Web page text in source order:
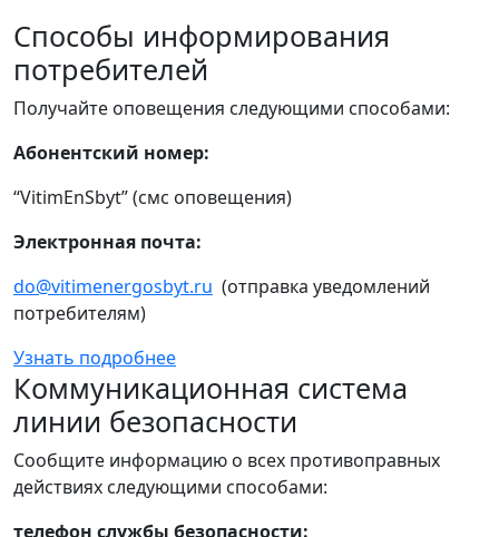
Способы информирования
потребителей
Получайте оповещения следующими способами:
Абонентский номер:
“VitimEnSbyt” (смс оповещения)
Электронная почта:
do@vitimenergosbyt.ru (отправка уведомлений
потребителям)
Узнать подробнее
Коммуникационная система
линии безопасности
Сообщите информацию о всех противоправных
действиях следующими способами:
телефон службы безопасности: